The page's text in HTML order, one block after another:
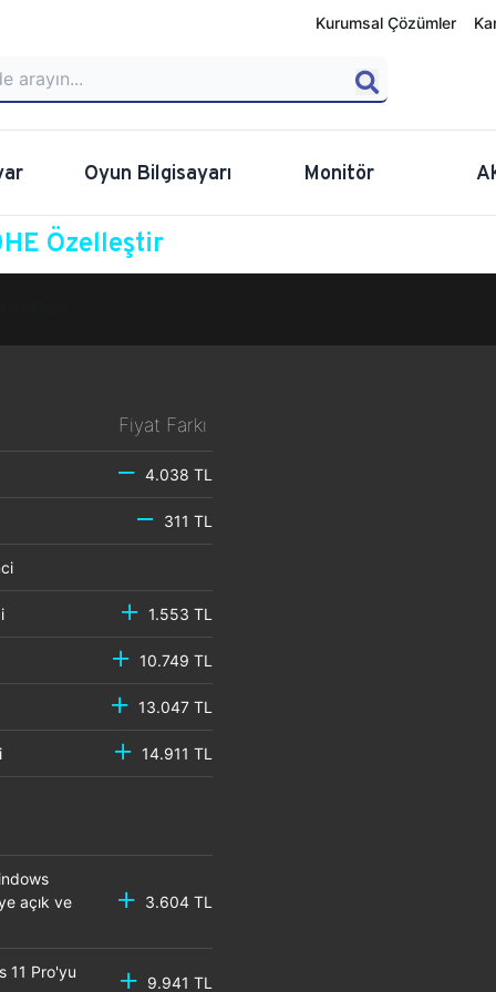
Kurumsal Çözümler
Oyun Bilgisayarı Monitör
Özelleştir
Fiyat Farkı
4.038 TL
311 TL
1.553 TL
10.749 TL
13.047 TL
14.911 TL
açık ve
3.604 TL
11 Pro'yu
9.941 TL